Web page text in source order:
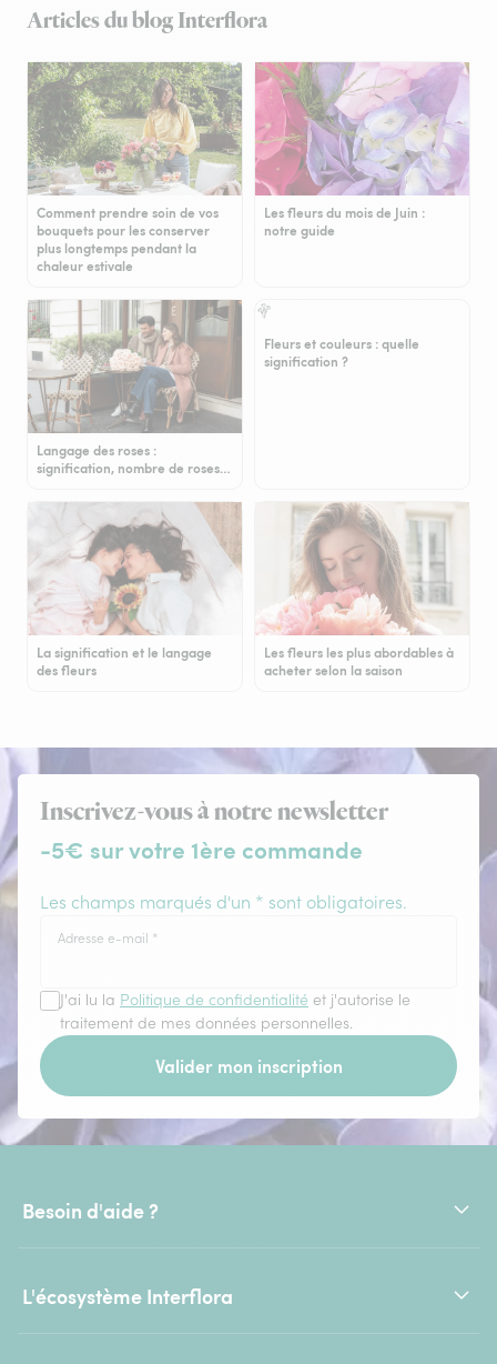
Articles du blog Interflora
Comment prendre soin de vos
bouquets pour les conserver
plus longtemps pendant la
chaleur estivale
Les fleurs du mois de Juin :
notre guide
Langage des roses :
signification, nombre de roses…
Fleurs et couleurs : quelle
signification ?
La signification et le langage
des fleurs
Les fleurs les plus abordables à
acheter selon la saison
Inscrivez-vous à notre newsletter
-5€ sur votre 1ère commande
Les champs marqués d'un * sont obligatoires.
Adresse e-mail *
J'ai lu la Politique de confidentialité et j'autorise le
traitement de mes données personnelles.
Valider mon inscription
Besoin d'aide ?
L'écosystème Interflora